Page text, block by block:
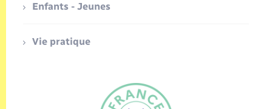
Enfants - Jeunes
Vie pratique